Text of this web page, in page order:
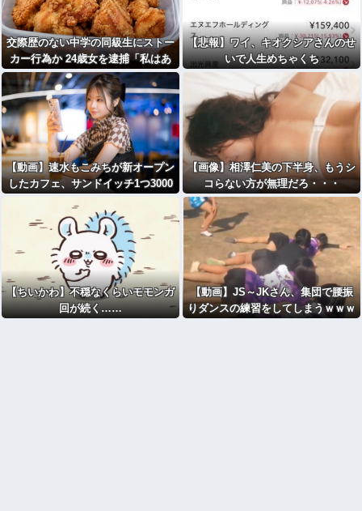
交際歴のない中学の同級生にストー
カー行為か 24歳女を逮捕「私はあ
なたの味方」
【悲報】ワイ、キオクシアさんのせ
いで人生めちゃくち
ゃ・・・・・・・・・
【動画】速水もこみちが新オープン
したカフェ、サンドイッチ1つ3000
【画像】相澤仁美の下半身、もうシ
コらない方が無理だろ・・・
【ちいかわ】不穏なくらいモモンガ
回が続く……
【動画】JS～JKさん、集団で腰振
りダンスの練習をしてしまうｗｗｗ